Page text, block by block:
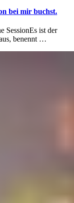
bei mir buchst.
SessionEs ist der
benennt …